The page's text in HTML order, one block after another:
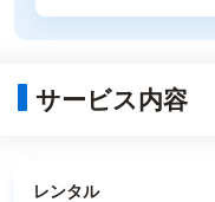
サービス内容
レンタル